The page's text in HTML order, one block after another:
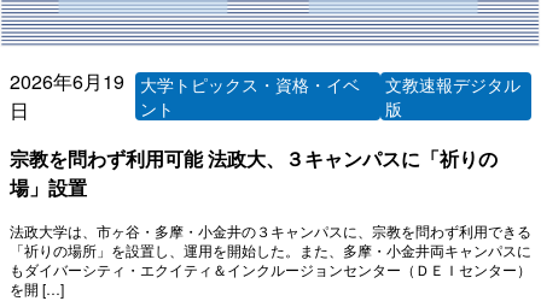
2026年6月19
日
大学トピックス・資格・イベ
ント
文教速報デジタル
版
宗教を問わず利用可能 法政大、３キャンパスに「祈りの
場」設置
法政大学は、市ヶ谷・多摩・小金井の３キャンパスに、宗教を問わず利用できる
「祈りの場所」を設置し、運用を開始した。また、多摩・小金井両キャンパスに
もダイバーシティ・エクイティ＆インクルージョンセンター（ＤＥＩセンター）
を開 […]